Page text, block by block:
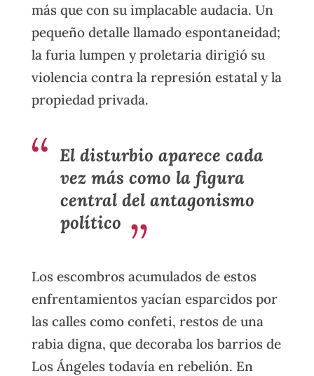
más que con su implacable audacia. Un
pequeño detalle llamado espontaneidad;
la furia lumpen y proletaria dirigió su
violencia contra la represión estatal y la
propiedad privada.
El disturbio aparece cada
vez más como la figura
central del antagonismo
político
Los escombros acumulados de estos
enfrentamientos yacían esparcidos por
las calles como confeti, restos de una
rabia digna, que decoraba los barrios de
Los Ángeles todavía en rebelión. En